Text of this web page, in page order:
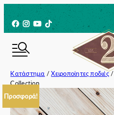
στο
περιεχόμενο
Facebook
Instagram
YouTube
TikTok
Κατάστημα /Χειροποίητες ποδιές/
Collection
Προσφορά!